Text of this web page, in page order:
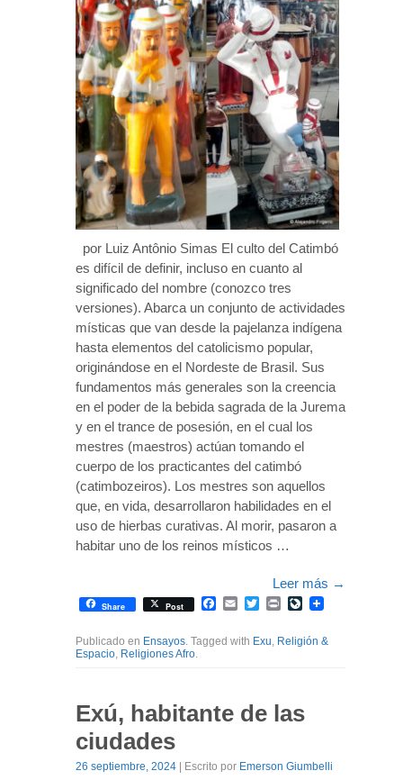
por Luiz Antônio Simas El culto del Catimbó
es difícil de definir, incluso en cuanto al
significado del nombre (conozco tres
versiones). Abarca un conjunto de actividades
místicas que van desde la pajelanza indígena
hasta elementos del catolicismo popular,
originándose en el Nordeste de Brasil. Sus
fundamentos más generales son la creencia
en el poder de la bebida sagrada de la Jurema
y en el trance de posesión, en el cual los
mestres (maestros) actúan tomando el
cuerpo de los practicantes del catimbó
(catimbozeiros). Los mestres son aquellos
que, en vida, desarrollaron habilidades en el
uso de hierbas curativas. Al morir, pasaron a
habitar uno de los reinos místicos …
Leer más →
Share Post Facebook
EmailTwitterPrintLiveJournal
Publicado en Ensayos. Tagged with Exu, Religión &
Espacio, Religiones Afro.
Exú, habitante de las
ciudades
26 septiembre, 2024 | Escrito por Emerson Giumbelli